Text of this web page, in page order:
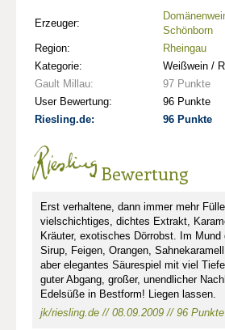
Erzeuger:
Schönborn
Region:
Rheingau
Kategorie:
Weißwein /
Gault Millau:
97 Punkte
User Bewertung:
96 Punkte
Riesling.de:
96 Punkte
Bewertung
Erst verhaltene, dann immer mehr
vielschichtiges, dichtes Extrakt,
Kräuter, exotisches Dörrobst. Im
Sirup, Feigen, Orangen,
aber elegantes Säurespiel mit viel
guter Abgang, großer, unendlicher
Edelsüße in Bestform! Liegen lassen.
jk/riesling.de // 08.09.2009 // 96